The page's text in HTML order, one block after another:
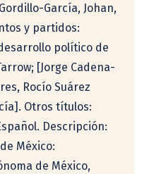
García, Johan,
y partidos:
político de
[Jorge Cadena-
Rocío Suárez
Otros títulos:
Descripción:
México:
de México,